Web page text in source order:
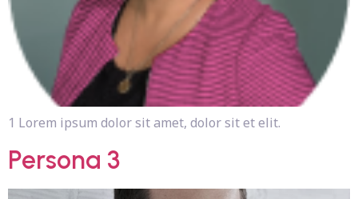
1 Lorem ipsum dolor sit amet, dolor sit et elit.
Persona 3